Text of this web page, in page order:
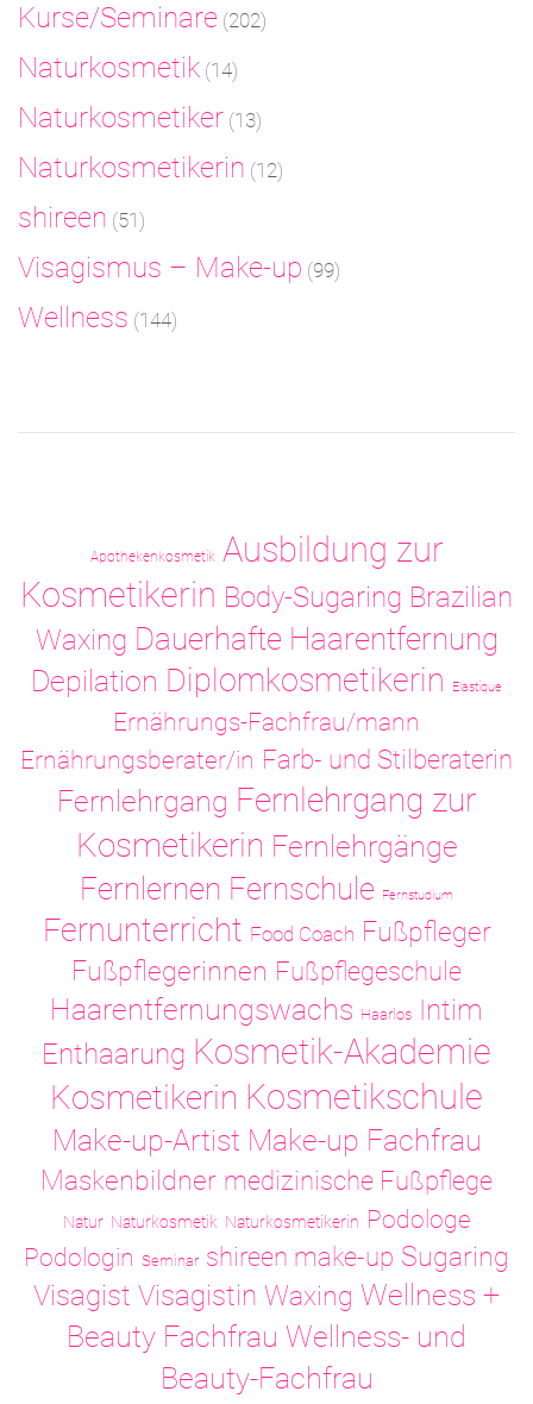
Kurse/Seminare (202)
Naturkosmetik (14)
Naturkosmetiker (13)
Naturkosmetikerin (12)
shireen (51)
Visagismus – Make-up (99)
Wellness (144)
Apothekenkosmetik Ausbildung zur
Kosmetikerin Body-Sugaring Brazilian
Waxing Dauerhafte Haarentfernung
Depilation Diplomkosmetikerin Elastique
Ernährungs-Fachfrau/mann
Ernährungsberater/in Farb- und Stilberaterin
Fernlehrgang Fernlehrgang zur
Kosmetikerin Fernlehrgänge
Fernlernen Fernschule Fernstudium
Fernunterricht Food Coach Fußpfleger
Fußpflegerinnen Fußpflegeschule
Haarentfernungswachs Haarlos Intim
Enthaarung Kosmetik-Akademie
Kosmetikerin Kosmetikschule
Make-up-Artist Make-up Fachfrau
Maskenbildner medizinische Fußpflege
Natur Naturkosmetik Naturkosmetikerin Podologe
Podologin Seminar shireen make-up Sugaring
Visagist Visagistin Waxing Wellness +
Beauty Fachfrau Wellness- und
Beauty-Fachfrau